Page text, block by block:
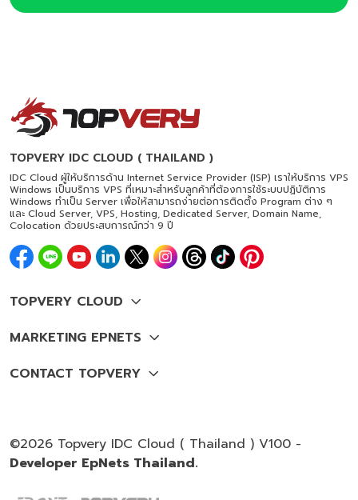
TOPVERY IDC CLOUD ( THAILAND )
IDC Cloud ผู้ให้บริการด้าน Internet Service Provider (ISP) เราให้บริการ VPS
Windows เป็นบริการ VPS ที่เหมาะสำหรับลูกค้าที่ต้องการใช้ระบบปฏิบัติการ
Windows ทำเป็น Server เพื่อให้สามารถง่ายต่อการติดตั้ง Program ต่าง ๆ
และ Cloud Server, VPS, Hosting, Dedicated Server, Domain Name,
Colocation ด้วยประสบการณ์กว่า 9 ปี
©2026 Topvery IDC Cloud ( Thailand ) V100 -
Developer EpNets Thailand.